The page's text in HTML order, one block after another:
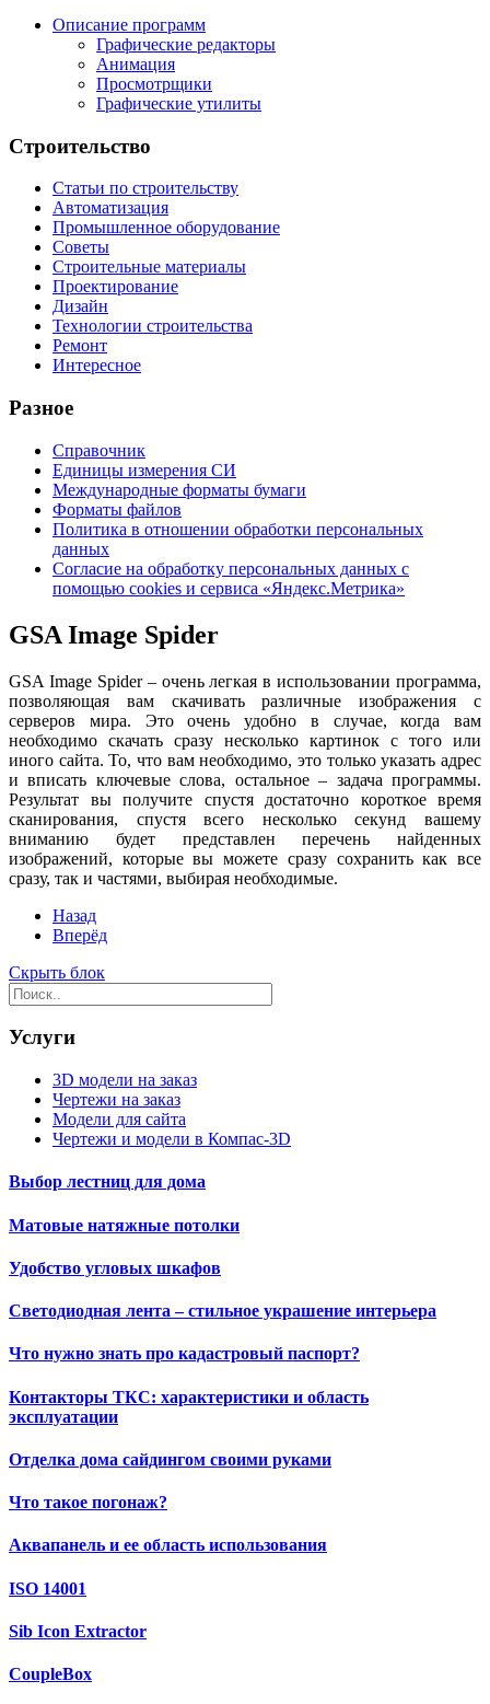
Описание программ
Графические редакторы
Анимация
Просмотрщики
Графические утилиты
Строительство
Статьи по строительству
Автоматизация
Промышленное оборудование
Советы
Строительные материалы
Проектирование
Дизайн
Технологии строительства
Ремонт
Интересное
Разное
Справочник
Единицы измерения СИ
Международные форматы бумаги
Форматы файлов
Политика в отношении обработки персональных
данных
Согласие на обработку персональных данных с
помощью cookies и сервиса «Яндекс.Метрика»
GSA Image Spider
GSA Image Spider – очень легкая в использовании программа,
позволяющая вам скачивать различные изображения с
серверов мира. Это очень удобно в случае, когда вам
необходимо скачать сразу несколько картинок с того или
иного сайта. То, что вам необходимо, это только указать адрес
и вписать ключевые слова, остальное – задача программы.
Результат вы получите спустя достаточно короткое время
сканирования, спустя всего несколько секунд вашему
вниманию будет представлен перечень найденных
изображений, которые вы можете сразу сохранить как все
сразу, так и частями, выбирая необходимые.
Назад
Вперёд
Скрыть блок
Услуги
3D модели на заказ
Чертежи на заказ
Модели для сайта
Чертежи и модели в Компас-3D
Выбор лестниц для дома
Матовые натяжные потолки
Удобство угловых шкафов
Светодиодная лента – стильное украшение интерьера
Что нужно знать про кадастровый паспорт?
Контакторы ТКС: характеристики и область
эксплуатации
Отделка дома сайдингом своими руками
Что такое погонаж?
Аквапанель и ее область использования
ISO 14001
Sib Icon Extractor
CoupleBox